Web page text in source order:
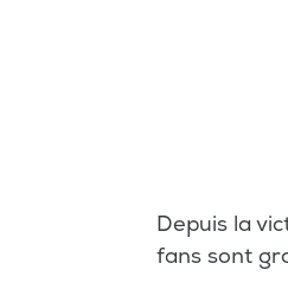
Depuis la
fans sont